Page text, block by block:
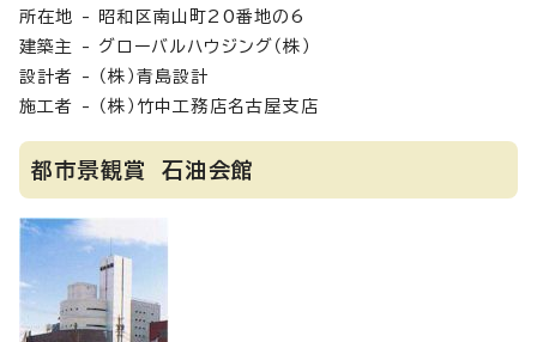
所在地 - 昭和区南山町20番地の6
建築主 - グローバルハウジング（株）
設計者 - （株）青島設計
施工者 - （株）竹中工務店名古屋支店
都市景観賞 石油会館